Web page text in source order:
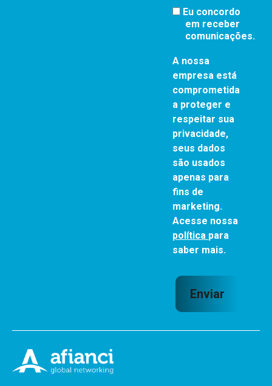
Eu concordo
em receber
comunicações.
A nossa
empresa está
comprometida
a proteger e
respeitar sua
privacidade,
seus dados
são usados
apenas para
fins de
marketing.
Acesse nossa
política para
saber mais.
Enviar